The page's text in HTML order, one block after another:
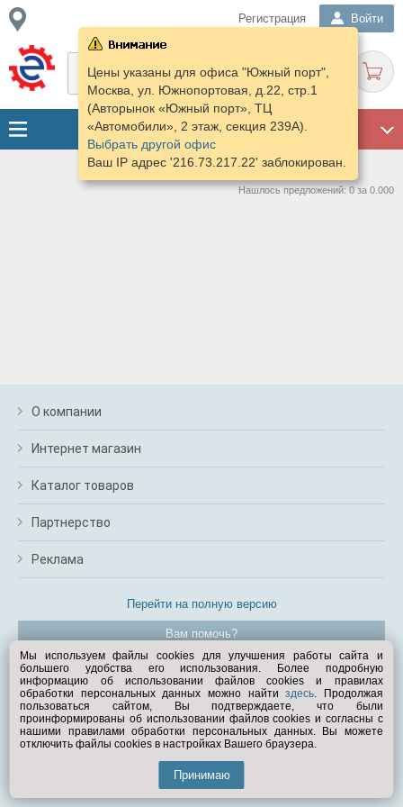
Регистрация Войти
Цены указаны для офиса "Южный порт",
Москва, ул. Южнопортовая, д.22, стр.1
(Авторынок «Южный порт», ТЦ
«Автомобили», 2 этаж, секция 239А).
Выбрать другой офис
Ваш IP адрес '216.73.217.22' заблокирован.
Нашлось предложений: 0 за 0.000
О компании
Интернет магазин
Каталог товаров
Партнерство
Реклама
Перейти на полную версию
Вам помочь?
© Exist.ru 1998—2026
Мы используем файлы cookies для улучшения работы сайта и
большего удобства его использования. Более подробную
информацию об использовании файлов cookies и правилах
обработки персональных данных можно найтиздесь. Продолжая
пользоваться сайтом, Вы подтверждаете, что были
проинформированы об использовании файлов cookies и согласны с
нашими правилами обработки персональных данных. Вы можете
отключить файлы cookies в настройках Вашего браузера.
Принимаю